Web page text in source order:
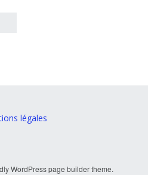
légales
WordPress page builder theme.